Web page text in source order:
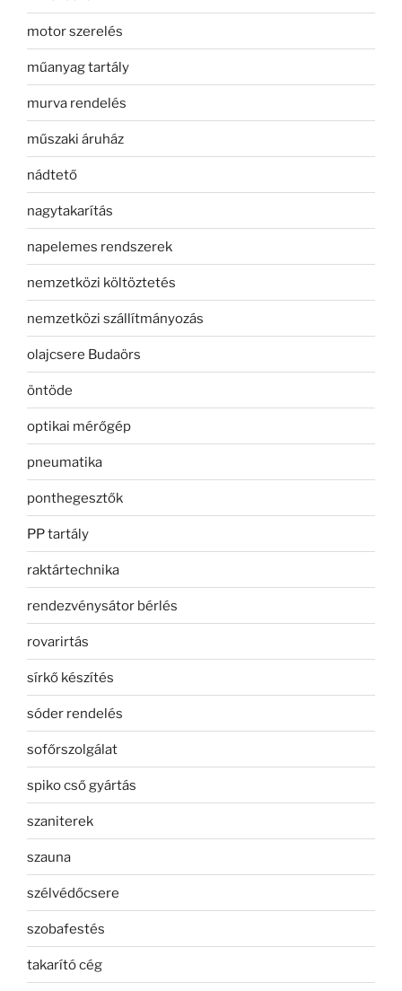
motor szerelés
műanyag tartály
murva rendelés
műszaki áruház
nádtető
nagytakarítás
napelemes rendszerek
nemzetközi költöztetés
nemzetközi szállítmányozás
olajcsere Budaörs
öntöde
optikai mérőgép
pneumatika
ponthegesztők
PP tartály
raktártechnika
rendezvénysátor bérlés
rovarirtás
sírkő készítés
sóder rendelés
sofőrszolgálat
spiko cső gyártás
szaniterek
szauna
szélvédőcsere
szobafestés
takarító cég